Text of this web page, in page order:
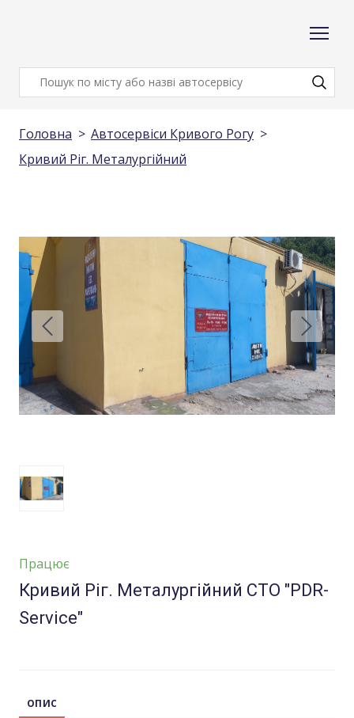
Головна
Автосервіси Кривого Рогу
Кривий Ріг. Металургійний
Працює
Кривий Ріг. Металургійний СТО "PDR-
Service"
ОПИС